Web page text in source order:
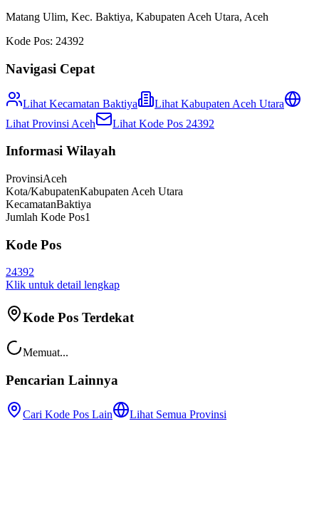
Matang Ulim, Kec. Baktiya, Kabupaten Aceh Utara, Aceh
Kode Pos: 24392
Navigasi Cepat
Lihat Kecamatan Baktiya Lihat Kabupaten Aceh Utara
Lihat Provinsi Aceh Lihat Kode Pos 24392
Informasi Wilayah
ProvinsiAceh
Kota/KabupatenKabupaten Aceh Utara
KecamatanBaktiya
Jumlah Kode Pos1
Kode Pos
24392
Klik untuk detail lengkap
Kode Pos Terdekat
Memuat...
Pencarian Lainnya
Cari Kode Pos Lain Lihat Semua Provinsi